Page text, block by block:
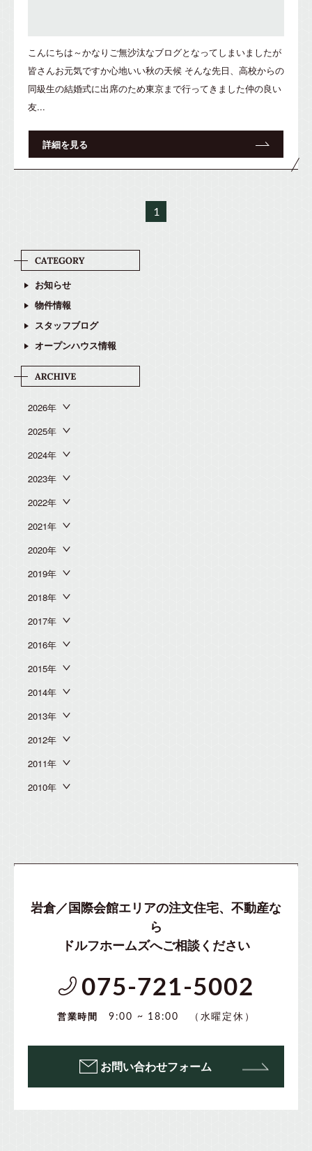
こんにちは～かなりご無沙汰なブログとなってしまいましたが
皆さんお元気ですか心地いい秋の天候 そんな先日、高校からの
同級生の結婚式に出席のため東京まで行ってきました仲の良い
友...
詳細を見る
1
お知らせ
物件情報
スタッフブログ
オープンハウス情報
2026年
2025年
2024年
2023年
2022年
2021年
2020年
2019年
2018年
2017年
2016年
2015年
2014年
2013年
2012年
2011年
2010年
岩倉／国際会館エリアの注文住宅、不動産な
ら
ドルフホームズへご相談ください
075-721-5002
営業時間 9:00 ~ 18:00 （水曜定休）
お問い合わせフォーム